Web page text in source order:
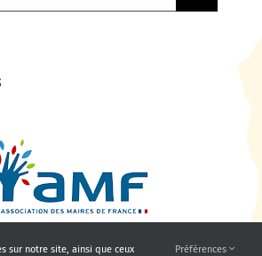
sur notre site, ainsi que ceux Préférences